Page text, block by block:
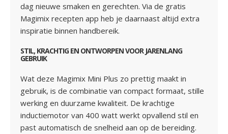
dag nieuwe smaken en gerechten. Via de gratis
Magimix recepten app heb je daarnaast altijd extra
inspiratie binnen handbereik.
STIL, KRACHTIG EN ONTWORPEN VOOR JARENLANG
GEBRUIK
Wat deze Magimix Mini Plus zo prettig maakt in
gebruik, is de combinatie van compact formaat, stille
werking en duurzame kwaliteit. De krachtige
inductiemotor van 400 watt werkt opvallend stil en
past automatisch de snelheid aan op de bereiding.